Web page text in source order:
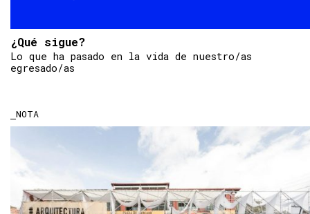
¿Qué sigue?
Lo que ha pasado en la vida de nuestro/as
egresado/as
NOTA